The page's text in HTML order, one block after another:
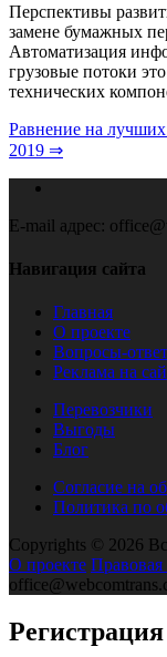
Перспективы
замене бумажных
Автоматизация
грузовые потоки
технических
Равнение на
2019 ⇒
E-mail адрес:
Навигация сайта
Главная
О проекте
Вопросы-
Реклама на
Перевозчики
Выгоды
Блог
Согласие на
Политика по
Copyrights © 2026
О проекте
Регистрация